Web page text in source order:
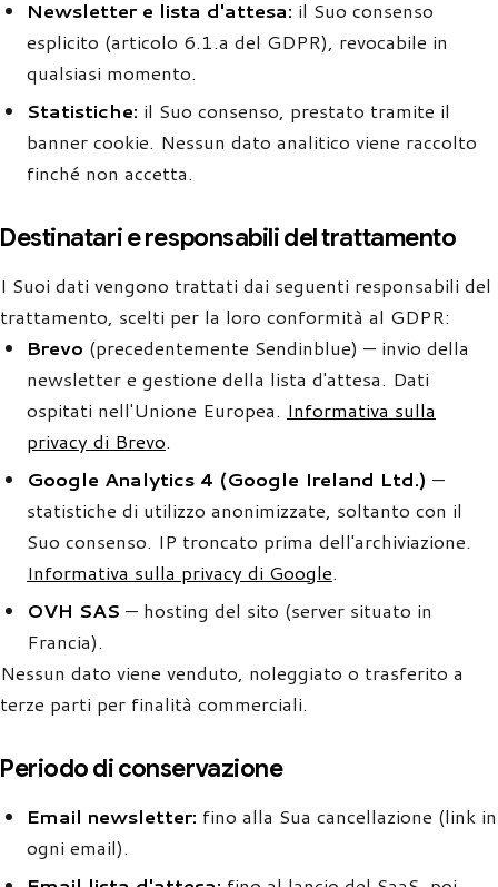
Newsletter e lista d'attesa: il Suo consenso
esplicito (articolo 6.1.a del GDPR), revocabile in
qualsiasi momento.
Statistiche: il Suo consenso, prestato tramite il
banner cookie. Nessun dato analitico viene raccolto
finché non accetta.
Destinatari e responsabili del trattamento
I Suoi dati vengono trattati dai seguenti responsabili del
trattamento, scelti per la loro conformità al GDPR:
Brevo (precedentemente Sendinblue) — invio della
newsletter e gestione della lista d'attesa. Dati
ospitati nell'Unione Europea. Informativa sulla
privacy di Brevo.
Google Analytics 4 (Google Ireland Ltd.) —
statistiche di utilizzo anonimizzate, soltanto con il
Suo consenso. IP troncato prima dell'archiviazione.
Informativa sulla privacy di Google.
OVH SAS — hosting del sito (server situato in
Francia).
Nessun dato viene venduto, noleggiato o trasferito a
terze parti per finalità commerciali.
Periodo di conservazione
Email newsletter: fino alla Sua cancellazione (link in
ogni email).